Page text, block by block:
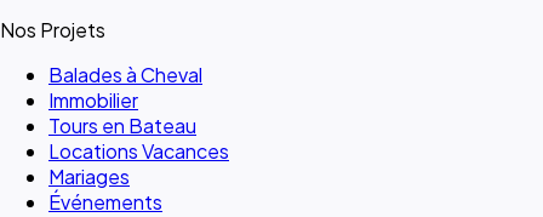
Nos Projets
Balades à Cheval
Immobilier
Tours en Bateau
Locations Vacances
Mariages
Événements